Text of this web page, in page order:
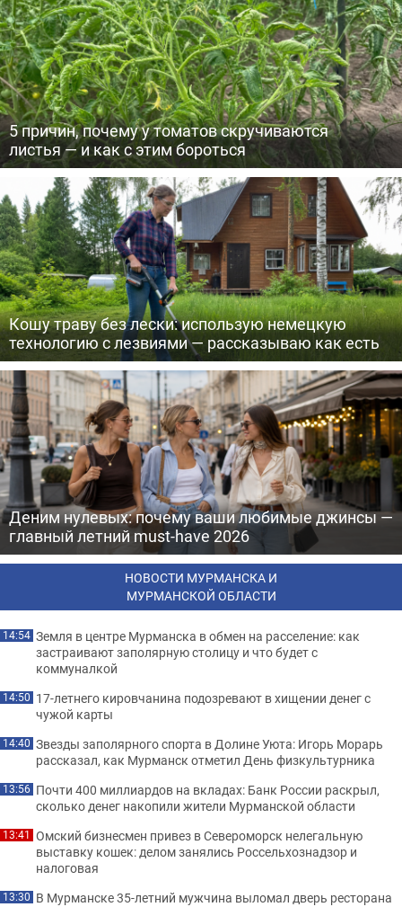
5 причин, почему у томатов скручиваются
листья — и как с этим бороться
Кошу траву без лески: использую немецкую
технологию с лезвиями — рассказываю как есть
Деним нулевых: почему ваши любимые джинсы —
главный летний must-have 2026
НОВОСТИ МУРМАНСКА И
МУРМАНСКОЙ ОБЛАСТИ
14:54 Земля в центре Мурманска в обмен на расселение: как
застраивают заполярную столицу и что будет с
коммуналкой
14:50 17-летнего кировчанина подозревают в хищении денег с
чужой карты
14:40 Звезды заполярного спорта в Долине Уюта: Игорь Морарь
рассказал, как Мурманск отметил День физкультурника
13:56 Почти 400 миллиардов на вкладах: Банк России раскрыл,
сколько денег накопили жители Мурманской области
13:41 Омский бизнесмен привез в Североморск нелегальную
выставку кошек: делом занялись Россельхознадзор и
налоговая
13:30 В Мурманске 35-летний мужчина выломал дверь ресторана